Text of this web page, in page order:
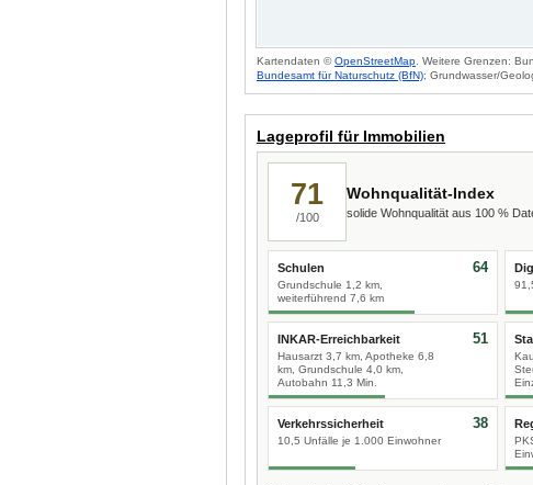
Kartendaten ©OpenStreetMap . Weitere Grenzen:
Bundesamt für Naturschutz (BfN); Grundwasser/
Lageprofil für Immobilien
71
/100
Wohnqualität-Index
solide Wohnqualität aus 100 %
Schulen
Grundschule 1,2 km,
weiterführend 7,6 km
64
INKAR-Erreichbarkeit
Hausarzt 3,7 km, Apotheke 6,8
km, Grundschule 4,0 km,
Autobahn 11,3 Min.
51
Verkehrssicherheit
10,5 Unfälle je 1.000 Einwohner
38